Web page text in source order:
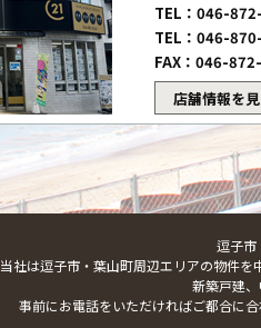
TEL：046-
TEL：046-
FAX：046-
店舗情報を
逗子市
当社は逗子市・葉山町周辺エリアの物件を
新築戸建
事前にお電話をいただければご都合に